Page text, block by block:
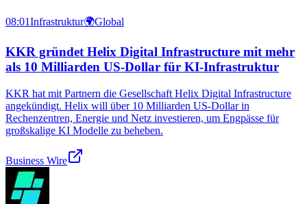
08:01Infrastruktur🌍Global
KKR gründet Helix Digital Infrastructure mit mehr
als 10 Milliarden US-Dollar für KI-Infrastruktur
KKR hat mit Partnern die Gesellschaft Helix Digital Infrastructure
angekündigt. Helix will über 10 Milliarden US-Dollar in
Rechenzentren, Energie und Netz investieren, um Engpässe für
großskalige KI Modelle zu beheben.
Business Wire